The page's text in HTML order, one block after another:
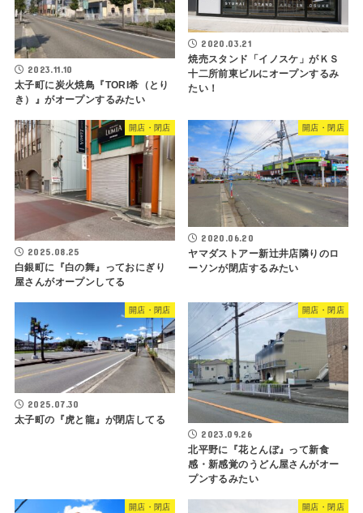
2023.11.10
太子町に炭火焼鳥『TORI希（とり
き）』がオープンするみたい
2020.03.21
焼売スタンド「イノスケ」がＫＳ
十二所前東ビルにオープンするみ
たい！
開店・閉店
2025.08.25
白銀町に『白の舞』っておにぎり
屋さんがオープンしてる
開店・閉店
2020.06.20
ヤマダストアー新辻井店隣りのロ
ーソンが閉店するみたい
開店・閉店
2025.07.30
太子町の『虎と龍』が閉店してる
開店・閉店
2023.09.26
北平野に『花とんぼ』って新食
感・新感覚のうどん屋さんがオー
プンするみたい
開店・閉店 開店・閉店